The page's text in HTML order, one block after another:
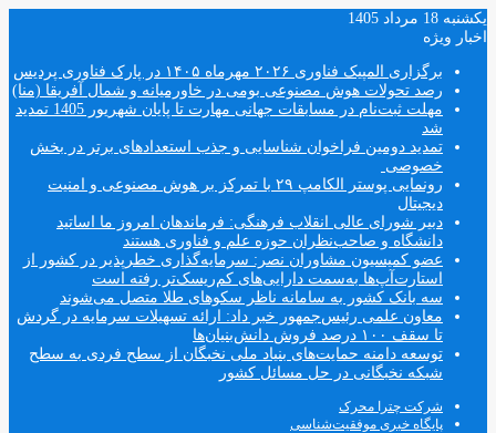
یکشنبه 18 مرداد 1405
اخبار ویژه
برگزاری المپیک فناوری ۲۰۲۶ مهرماه ۱۴۰۵ در پارک فناوری پردیس
رصد تحولات هوش مصنوعی بومی در خاورمیانه و شمال آفریقا (منا)
مهلت ثبت‌نام در مسابقات جهانی مهارت تا پایان شهریور 1405 تمدید
شد
تمدید دومین فراخوان شناسایی و جذب استعدادهای برتر در بخش
خصوصی
رونمایی پوستر الکامپ ۲۹ با تمرکز بر هوش مصنوعی و امنیت
دیجیتال
دبیر شورای عالی انقلاب فرهنگی: فرماندهان امروز ما اساتید
دانشگاه و صاحب‌نظران حوزه علم و فناوری هستند
عضو کمیسیون مشاوران نصر: سرمایه‌گذاری خطرپذیر در کشور از
استارت‌آپ‌ها به‌سمت دارایی‌های کم‌ریسک‌تر رفته است
سه بانک کشور به سامانه ناظر سکوهای طلا متصل می‌شوند
معاون علمی رئیس‌جمهور خبر داد: ارائه تسهیلات سرمایه در گردش
تا سقف ۱۰۰ درصد فروش دانش‌بنیان‌ها
توسعه دامنه حمایت‌های بنیاد ملی نخبگان از سطح فردی به سطح
شبکه نخبگانی در حل مسائل کشور
شرکت چترا محرک
پایگاه خبری موفقیت‌شناسی